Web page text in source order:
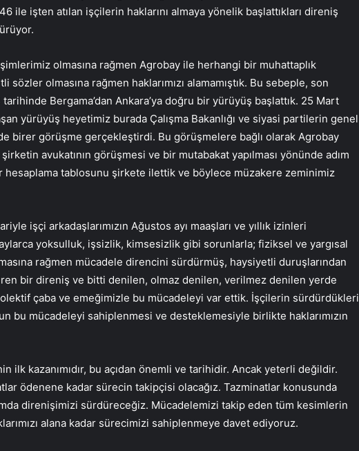
ile işten atılan işçilerin haklarını almaya yönelik başlattıkları direniş
olmasına rağmen Agrobay ile herhangi bir muhattaplık
sözler olmasına rağmen haklarımızı alamamıştık. Bu sebeple, son
Bergama’dan Ankara’ya doğru bir yürüyüş başlattık. 25 Mart
yürüyüş heyetimiz burada Çalışma Bakanlığı ve siyasi partilerin genel
birer görüşme gerçekleştirdi. Bu görüşmelere bağlı olarak Agrobay
avukatının görüşmesi ve bir mutabakat yapılması yönünde adım
hesaplama tablosunu şirkete ilettik ve böylece müzakere zeminimiz
işçi arkadaşlarımızın Ağustos ayı maaşları ve yıllık izinleri
yoksulluk, işsizlik, kimsesizlik gibi sorunlarla; fiziksel ve yargısal
rağmen mücadele direncini sürdürmüş, haysiyetli duruşlarından
bir direniş ve bitti denilen, olmaz denilen, verilmez denilen yerde
çaba ve emeğimizle bu mücadeleyi var ettik. İşçilerin sürdürdükleri
bu mücadeleyi sahiplenmesi ve desteklemesiyle birlikte haklarımızın
ilk kazanımıdır, bu açıdan önemli ve tarihidir. Ancak yeterli değildir.
ödenene kadar sürecin takipçisi olacağız. Tazminatlar konusunda
direnişimizi sürdüreceğiz. Mücadelemizi takip eden tüm kesimlerin
alana kadar sürecimizi sahiplenmeye davet ediyoruz.